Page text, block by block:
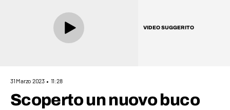
VIDEO SUGGERITO
31 Marzo 2023 11:28
Scoperto un nuovo buco